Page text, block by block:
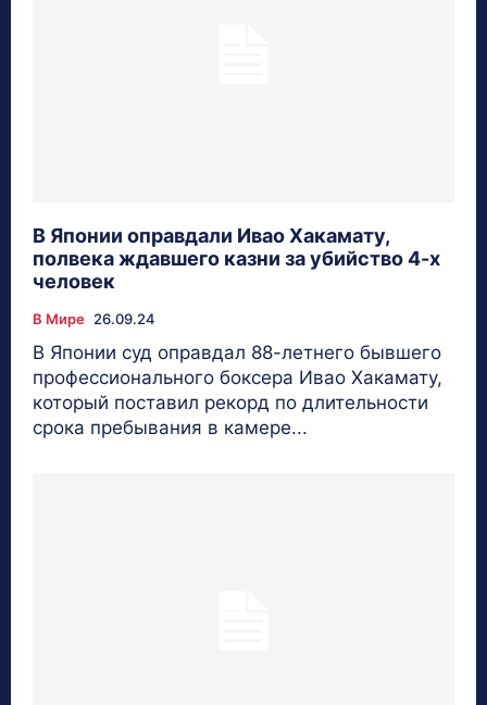
В Японии оправдали Ивао Хакамату,
полвека ждавшего казни за убийство 4-х
человек
В Мире 26.09.24
В Японии суд оправдал 88-летнего бывшего
профессионального боксера Ивао Хакамату,
который поставил рекорд по длительности
срока пребывания в камере...